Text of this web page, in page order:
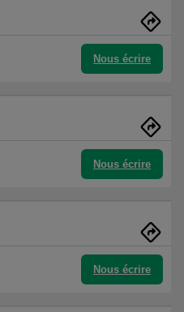
Nous écrire
Nous écrire
Nous écrire